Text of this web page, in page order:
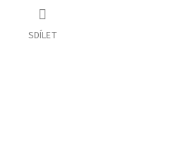
SDÍLET